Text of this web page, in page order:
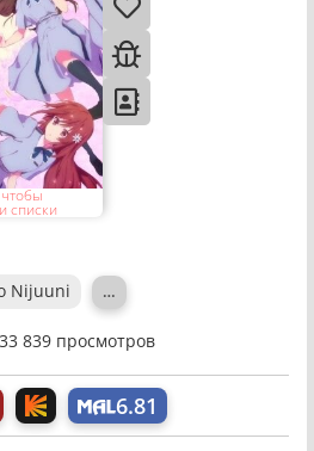
чтобы
списки
Nijuuni …
33 839 просмотров
6.81